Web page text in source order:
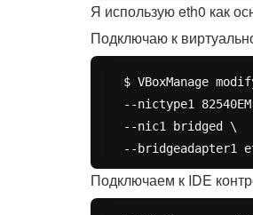
Я использую eth0 как
Подключаю к
$ VBoxManage
--nictype1
--nic1 bridged \
Подключаем к IDE